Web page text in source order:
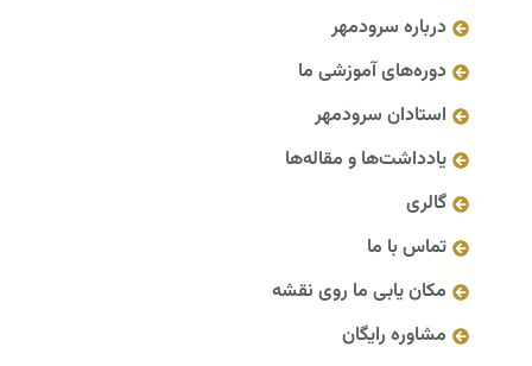
درباره سرودمهر
دوره‌های آموزشی ما
استادان سرودمهر
یادداشت‌ها و مقاله‌ها
گالری
تماس با ما
مکان یابی ما روی نقشه
مشاوره رایگان